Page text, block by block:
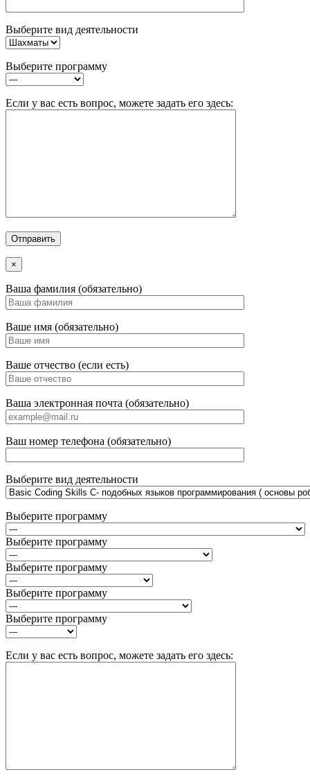
Выберите вид деятельности
Выберите программу
Если у вас есть вопрос, можете задать его здесь:
×
Ваша фамилия (обязательно)
Ваше имя (обязательно)
Ваше отчество (если есть)
Ваша электронная почта (обязательно)
Ваш номер телефона (обязательно)
Выберите вид деятельности
Выберите программу
Выберите программу
Выберите программу
Выберите программу
Выберите программу
Если у вас есть вопрос, можете задать его здесь: